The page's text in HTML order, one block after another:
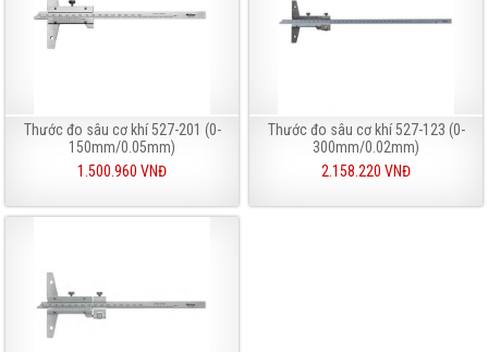
Thước đo sâu cơ khí 527-201 (0-
150mm/0.05mm)
1.500.960 VNĐ
Thước đo sâu cơ khí 527-123 (0-
300mm/0.02mm)
2.158.220 VNĐ